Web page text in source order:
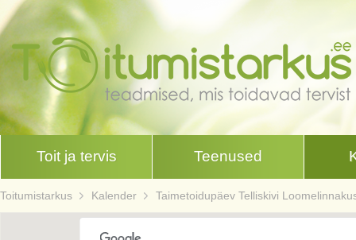
Toit ja tervis Teenused
Toitumistarkus Kalender Taimetoidupäev Telliskivi